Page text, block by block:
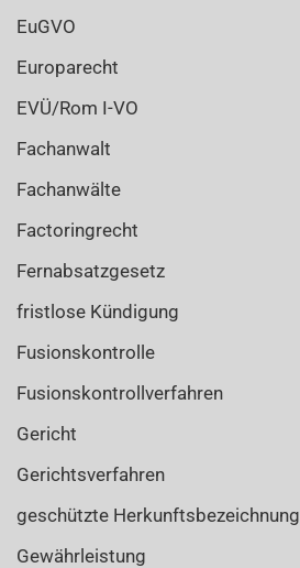
EuGVO
Europarecht
EVÜ/Rom I-VO
Fachanwalt
Fachanwälte
Factoringrecht
Fernabsatzgesetz
fristlose Kündigung
Fusionskontrolle
Fusionskontrollverfahren
Gericht
Gerichtsverfahren
geschützte Herkunftsbezeichnung
Gewährleistung